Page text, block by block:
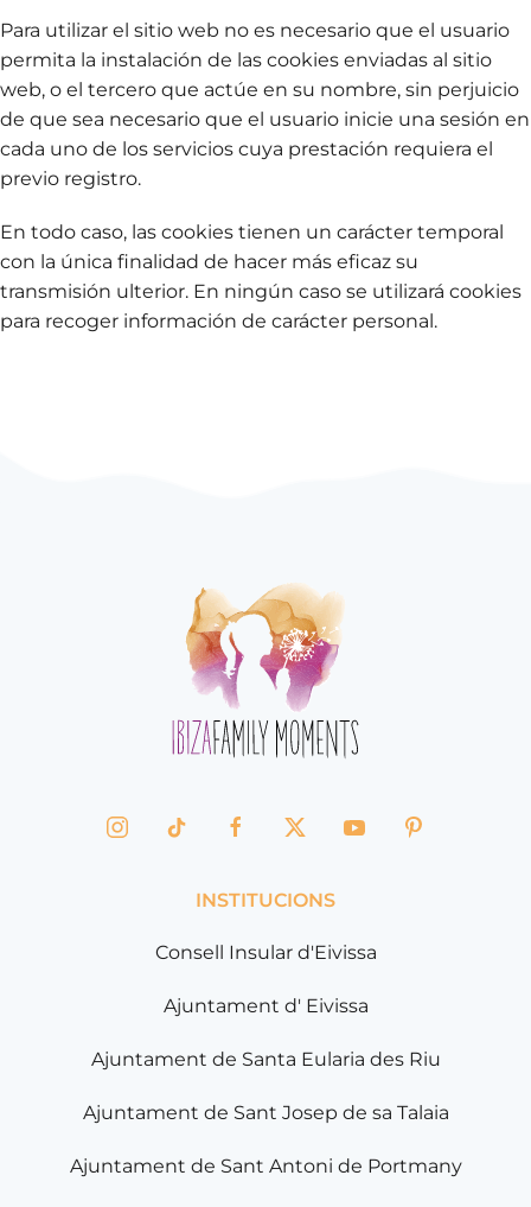
Para utilizar el sitio web no es necesario que el usuario
permita la instalación de las cookies enviadas al sitio
web, o el tercero que actúe en su nombre, sin perjuicio
de que sea necesario que el usuario inicie una sesión en
cada uno de los servicios cuya prestación requiera el
previo registro.
En todo caso, las cookies tienen un carácter temporal
con la única finalidad de hacer más eficaz su
transmisión ulterior. En ningún caso se utilizará cookies
para recoger información de carácter personal.
INSTITUCIONS
Consell Insular d'Eivissa
Ajuntament d' Eivissa
Ajuntament de Santa Eularia des Riu
Ajuntament de Sant Josep de sa Talaia
Ajuntament de Sant Antoni de Portmany